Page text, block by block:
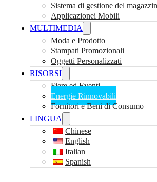
Sistema di gestione del
Applicazionei Mobili
MULTIMEDIA
Moda e Prodotto
Stampati Promozionali
Oggetti Personalizzati
RISORSI
Fiere ed Eventi
Energie Rinnovabili
Fornitori e Beni di Consumo
LINGUA
Chinese
English
Italian
Spanish